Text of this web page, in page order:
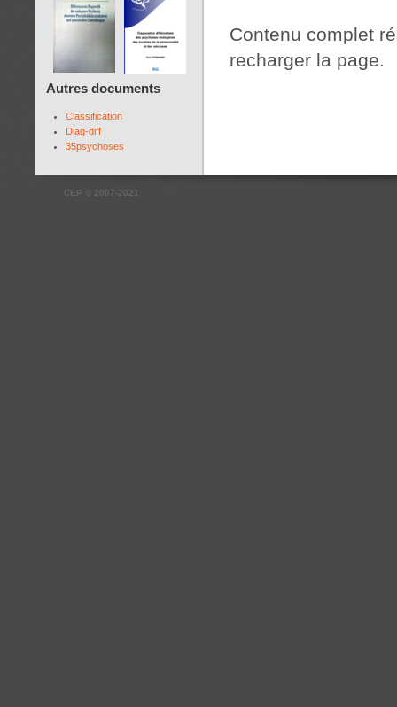
Autres documents
Classification
Diag-diff
35psychoses
Contenu complet
recharger la page.
CEP 2007-2021